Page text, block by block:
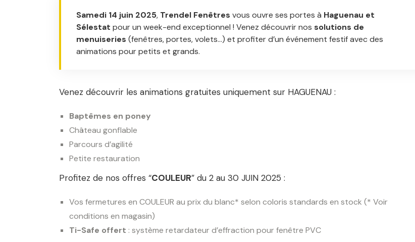
Samedi 14 juin 2025, Trendel Fenêtres vous ouvre ses portes à Haguenau et
Sélestat pour un week-end exceptionnel ! Venez découvrir nos solutions de
menuiseries (fenêtres, portes, volets…) et profiter d’un événement festif avec des
animations pour petits et grands.
Venez découvrir les animations gratuites uniquement sur HAGUENAU :
Baptêmes en poney
Château gonflable
Parcours d’agilité
Petite restauration
Profitez de nos offres “COULEUR” du 2 au 30 JUIN 2025 :
Vos fermetures en COULEUR au prix du blanc* selon coloris standards en stock (* Voir
conditions en magasin)
Ti-Safe offert : système retardateur d’effraction pour fenêtre PVC